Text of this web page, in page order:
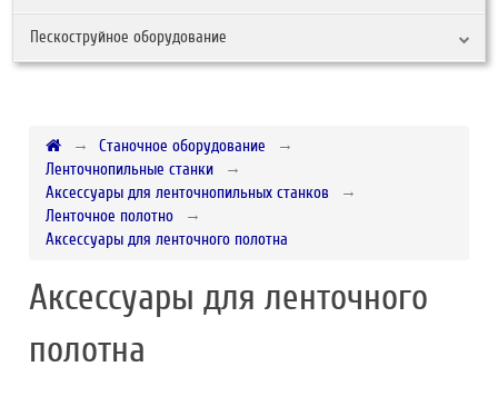
Пескоструйное оборудование
Станочное оборудование
Ленточнопильные станки
Аксессуары для ленточнопильных станков
Ленточное полотно
Аксессуары для ленточного полотна
Аксессуары для ленточного
полотна